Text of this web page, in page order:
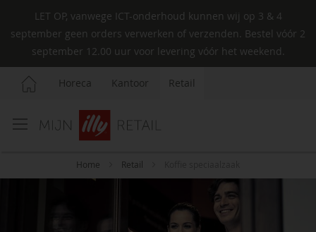
LET OP, vanwege ICT-onderhoud kunnen wij op 3 & 4
september geen orders verwerken of verzenden. Bestel vóór 2
september 12.00 uur voor levering vóór het weekend.
Horeca Kantoor
Retail
Home Retail